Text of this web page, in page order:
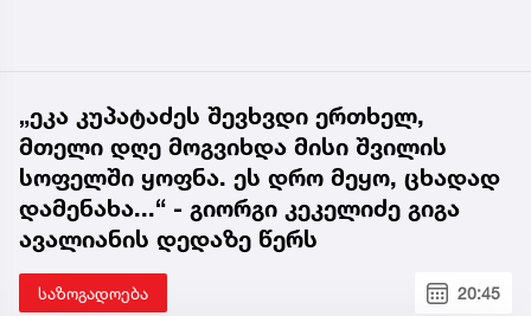
„ეკა კუპატაძეს შევხვდი ერთხელ,
მთელი დღე მოგვიხდა მისი შვილის
სოფელში ყოფნა. ეს დრო მეყო, ცხადად
დამენახა...“ - გიორგი კეკელიძე გიგა
ავალიანის დედაზე წერს
საზოგადოება 20:45